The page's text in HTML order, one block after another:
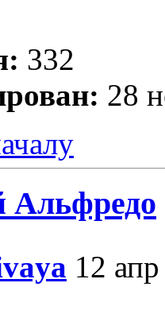
332
28
Альфредо
12